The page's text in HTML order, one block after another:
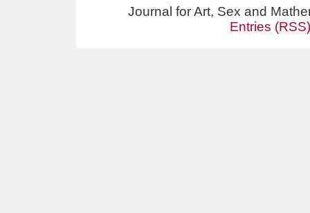
Journal for Art, Sex and
Entries (RSS)